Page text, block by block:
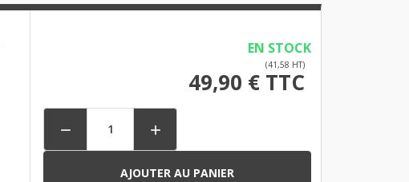
EN STOCK
(41,58 HT)
49,90 € TTC
 
AJOUTER AU PANIER